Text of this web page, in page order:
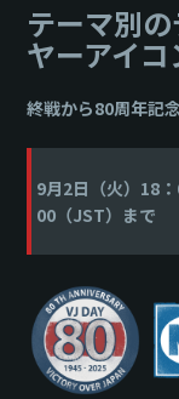
テーマ別
ヤーアイコ
終戦から80周年記
9月2日（火）18
00（JST）まで